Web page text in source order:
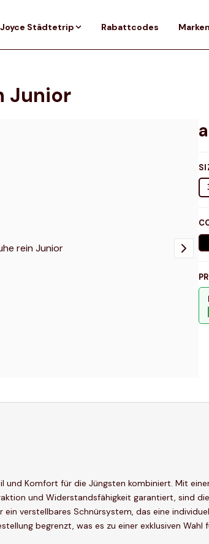
Joyce Städtetrip Rabattcodes Marken
Junior
und Komfort für die Jüngsten kombiniert. Mit
und Widerstandsfähigkeit garantiert, sind
verstellbares Schnürsystem, das eine
begrenzt, was es zu einer exklusiven Wahl